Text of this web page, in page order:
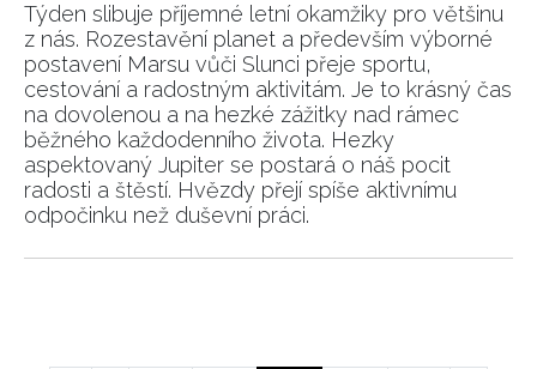
Týden slibuje příjemné letní okamžiky pro většinu
z nás. Rozestavění planet a především výborné
postavení Marsu vůči Slunci přeje sportu,
cestování a radostným aktivitám. Je to krásný čas
na dovolenou a na hezké zážitky nad rámec
běžného každodenního života. Hezky
aspektovaný Jupiter se postará o náš pocit
radosti a štěstí. Hvězdy přejí spíše aktivnímu
odpočinku než duševní práci.